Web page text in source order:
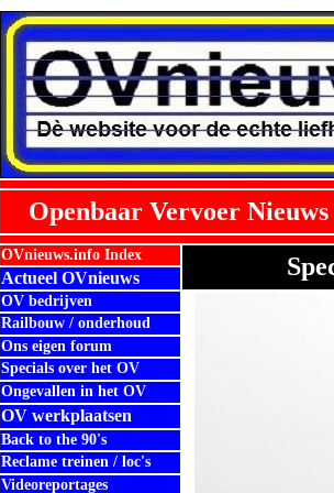
Openbaar Vervoer
OVnieuws.info Index
Actueel OVnieuws
OV bedrijven
Railbouw / onderhoud
Ons eigen forum
Specials over het OV
Ongevallen in het OV
OV werkplaatsen
Back to the 90's
Reclame treinen / loc's
Videoreportages